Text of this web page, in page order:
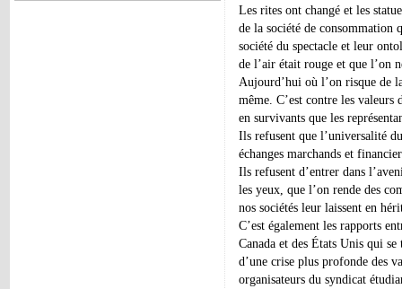
Les rites ont changé et les
de la société de consommation
société du spectacle et leur
de l’air était rouge et que l’on
Aujourd’hui où l’on risque de
même. C’est contre les valeurs
en survivants que les
Ils refusent que l’universalité
échanges marchands et
Ils refusent d’entrer dans
les yeux, que l’on rende des
nos sociétés leur laissent en
C’est également les rapports
Canada et des États Unis qui
d’une crise plus profonde des
organisateurs du syndicat